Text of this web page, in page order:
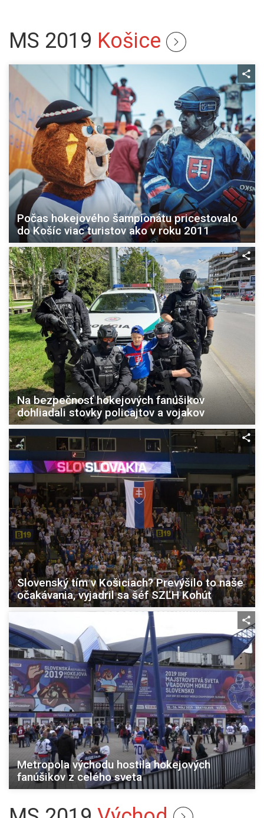
MS 2019 Košice
Počas hokejového šampionátu pricestovalo
do Košíc viac turistov ako v roku 2011
Na bezpečnosť hokejových fanúšikov
dohliadali stovky policajtov a vojakov
Slovenský tím v Košiciach? Prevýšilo to naše
očakávania, vyjadril sa šéf SZĽH Kohút
Metropola východu hostila hokejových
fanúšikov z celého sveta